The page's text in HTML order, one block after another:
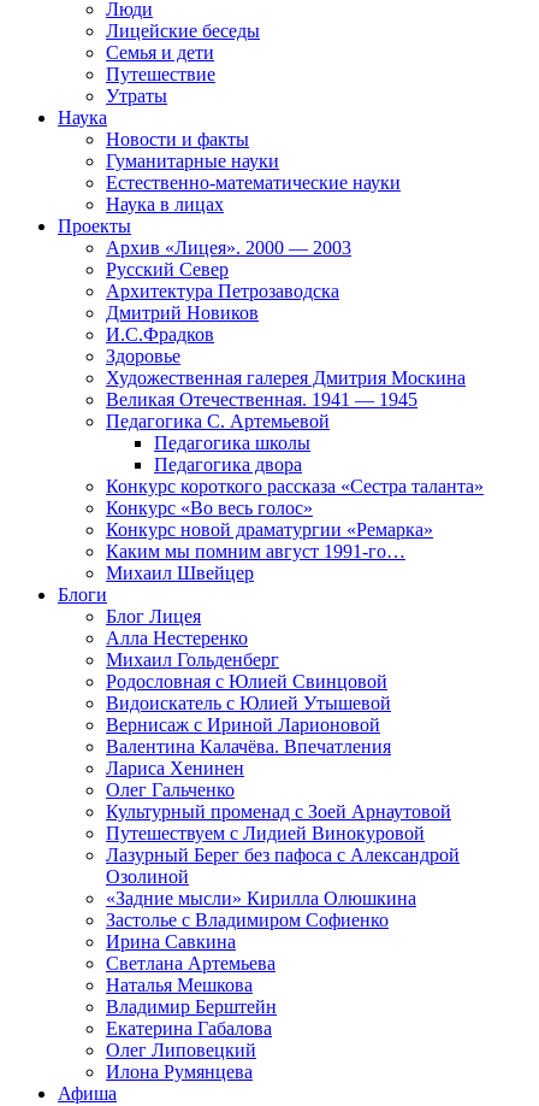
Люди
Лицейские беседы
Семья и дети
Путешествие
Утраты
Наука
Новости и факты
Гуманитарные науки
Естественно-математические науки
Наука в лицах
Проекты
Архив «Лицея». 2000 — 2003
Русский Север
Архитектура Петрозаводска
Дмитрий Новиков
И.С.Фрадков
Здоровье
Художественная галерея Дмитрия Москина
Великая Отечественная. 1941 — 1945
Педагогика С. Артемьевой
Педагогика школы
Педагогика двора
Конкурс короткого рассказа «Сестра таланта»
Конкурс «Во весь голос»
Конкурс новой драматургии «Ремарка»
Каким мы помним август 1991-го…
Михаил Швейцер
Блоги
Блог Лицея
Алла Нестеренко
Михаил Гольденберг
Родословная с Юлией Свинцовой
Видоискатель с Юлией Утышевой
Вернисаж с Ириной Ларионовой
Валентина Калачёва. Впечатления
Лариса Хенинен
Олег Гальченко
Культурный променад с Зоей Арнаутовой
Путешествуем с Лидией Винокуровой
Лазурный Берег без пафоса с Александрой
Озолиной
«Задние мысли» Кирилла Олюшкина
Застолье с Владимиром Софиенко
Ирина Савкина
Светлана Артемьева
Наталья Мешкова
Владимир Берштейн
Екатерина Габалова
Олег Липовецкий
Илона Румянцева
Афиша